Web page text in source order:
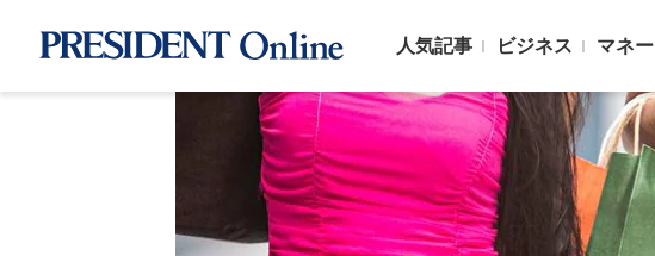
人気記事 ビジネス マネー